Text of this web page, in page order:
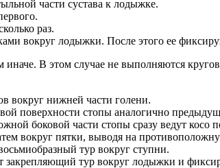
части сустава к лодыжке.
раз.
вокруг лодыжки. После этого ее
иначе. В этом случае не выполняются
вокруг нижней части голени.
поверхности стопы аналогично
боковой части стопы сразу ведут
вокруг пятки, выводя на
тур вокруг ступни.
закрепляющий тур вокруг лодыжки и